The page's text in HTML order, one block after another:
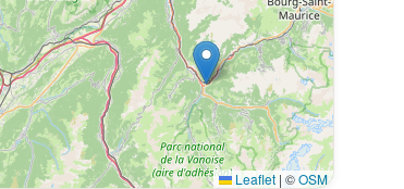
Leaflet | ©OSM